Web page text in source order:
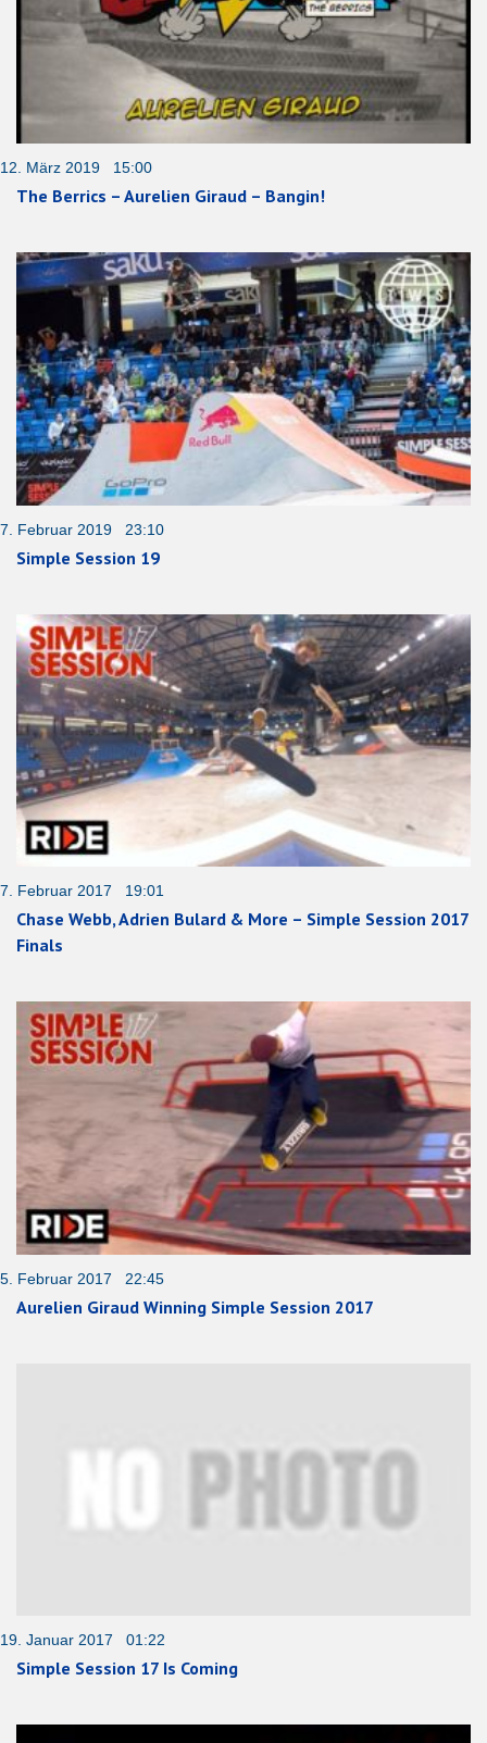
12. März 2019 15:00
The Berrics – Aurelien Giraud – Bangin!
7. Februar 2019 23:10
Simple Session 19
7. Februar 2017 19:01
Chase Webb, Adrien Bulard & More – Simple Session 2017
Finals
5. Februar 2017 22:45
Aurelien Giraud Winning Simple Session 2017
19. Januar 2017 01:22
Simple Session 17 Is Coming